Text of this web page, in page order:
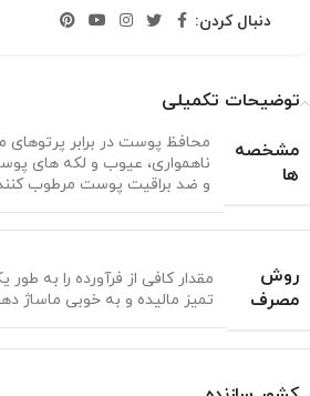
دنبال کردن:
توضیحات تکمیلی
مشخصه
ها
محافظ پوست در برابر پرتوهای
ناهمواری، عیوب و لکه های
و ضد براقیت پوست مرطوب
روش
مصرف
مقدار کافی از فرآورده را به
تمیز مالیده و به خوبی ماساژ